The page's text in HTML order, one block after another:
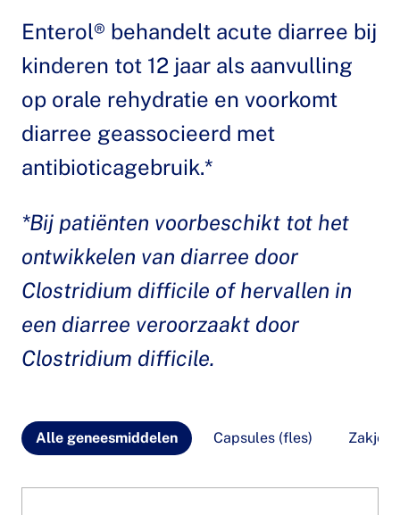
Enterol® behandelt acute diarree bij
kinderen tot 12 jaar als aanvulling
op orale rehydratie en voorkomt
diarree geassocieerd met
antibioticagebruik.*
*Bij patiënten voorbeschikt tot het
ontwikkelen van diarree door
Clostridium difficile of hervallen in
een diarree veroorzaakt door
Clostridium difficile.
Alle geneesmiddelen Capsules (fles) Zakjes